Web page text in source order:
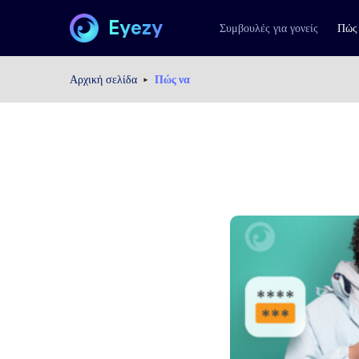
Eyezy Συμβουλές για γονείς Πώς
Αρχική σελίδα Πώς να